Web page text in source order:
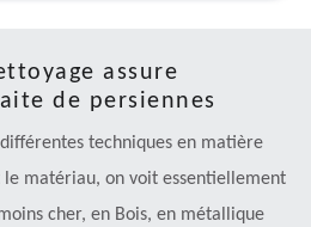
assure
de persiennes
techniques en matière
le matériau, on voit essentiellement
cher, en Bois, en métallique